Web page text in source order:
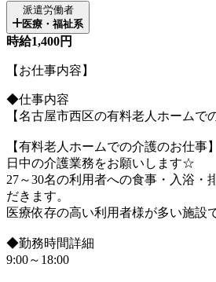
派遣労働者
医療・福祉系
時給1,400円
【お仕事内容】
◆仕事内容
【名古屋市西区の有料老人ホームで
【有料老人ホームでの介護のお仕事】
日中の介護業務をお願いします☆
27～30名の利用者への食事・入浴・
だきます。
医療依存の高い利用者様が多い施設
◆勤務時間詳細
9:00～18:00